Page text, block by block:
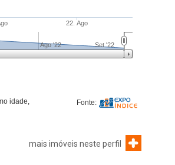
mais imóveis neste perfil